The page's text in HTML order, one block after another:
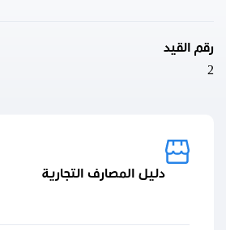
رقم القيد
2
دليل المصارف التجارية